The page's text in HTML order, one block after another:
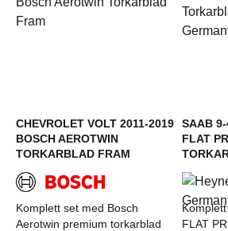
CHEVROLET VOLT 2011-2019
BOSCH AEROTWIN
TORKARBLAD FRAM
Komplett set med Bosch
Aerotwin premium torkarblad
SAAB 9-
FLAT
FLAT